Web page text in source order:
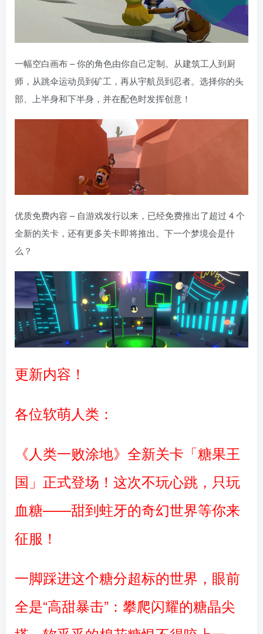
一幅空白画布 – 你的角色由你自己定制。从建筑工人到厨
师，从跳伞运动员到矿工，再从宇航员到忍者。选择你的头
部、上半身和下半身，并在配色时发挥创意！
优质免费内容 – 自游戏发行以来，已经免费推出了超过 4 个
全新的关卡，还有更多关卡即将推出。下一个梦境会是什
么？
更新内容！
各位软萌人类：
《人类一败涂地》全新关卡「糖果王
国」正式登场！这次不玩心跳，只玩
血糖——甜到蛀牙的奇幻世界等你来
征服！
一脚踩进这个糖分超标的世界，眼前
全是“高甜暴击”：攀爬闪耀的糖晶尖